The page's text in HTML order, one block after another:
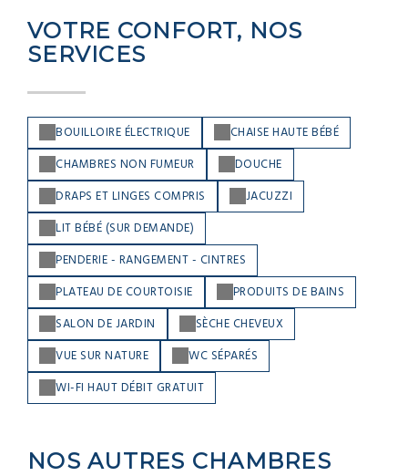
VOTRE CONFORT, NOS
SERVICES
BOUILLOIRE ÉLECTRIQUE
CHAISE HAUTE BÉBÉ
CHAMBRES NON FUMEUR
DOUCHE
DRAPS ET LINGES COMPRIS
JACUZZI
LIT BÉBÉ (SUR DEMANDE)
PENDERIE - RANGEMENT - CINTRES
PLATEAU DE COURTOISIE
PRODUITS DE BAINS
SALON DE JARDIN
SÈCHE CHEVEUX
VUE SUR NATURE
WC SÉPARÉS
WI-FI HAUT DÉBIT GRATUIT
NOS AUTRES CHAMBRES